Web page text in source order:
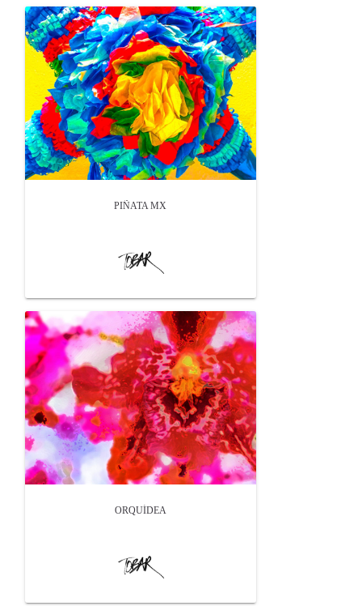
PIÑATA MX
ORQUÍDEA